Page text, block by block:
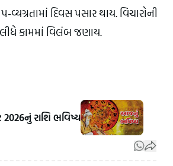
વ્યગ્રતામાં દિવસ પસાર થાય. વિચારોની
કામમાં વિલંબ જણાય.
રાશિ ભવિષ્ય